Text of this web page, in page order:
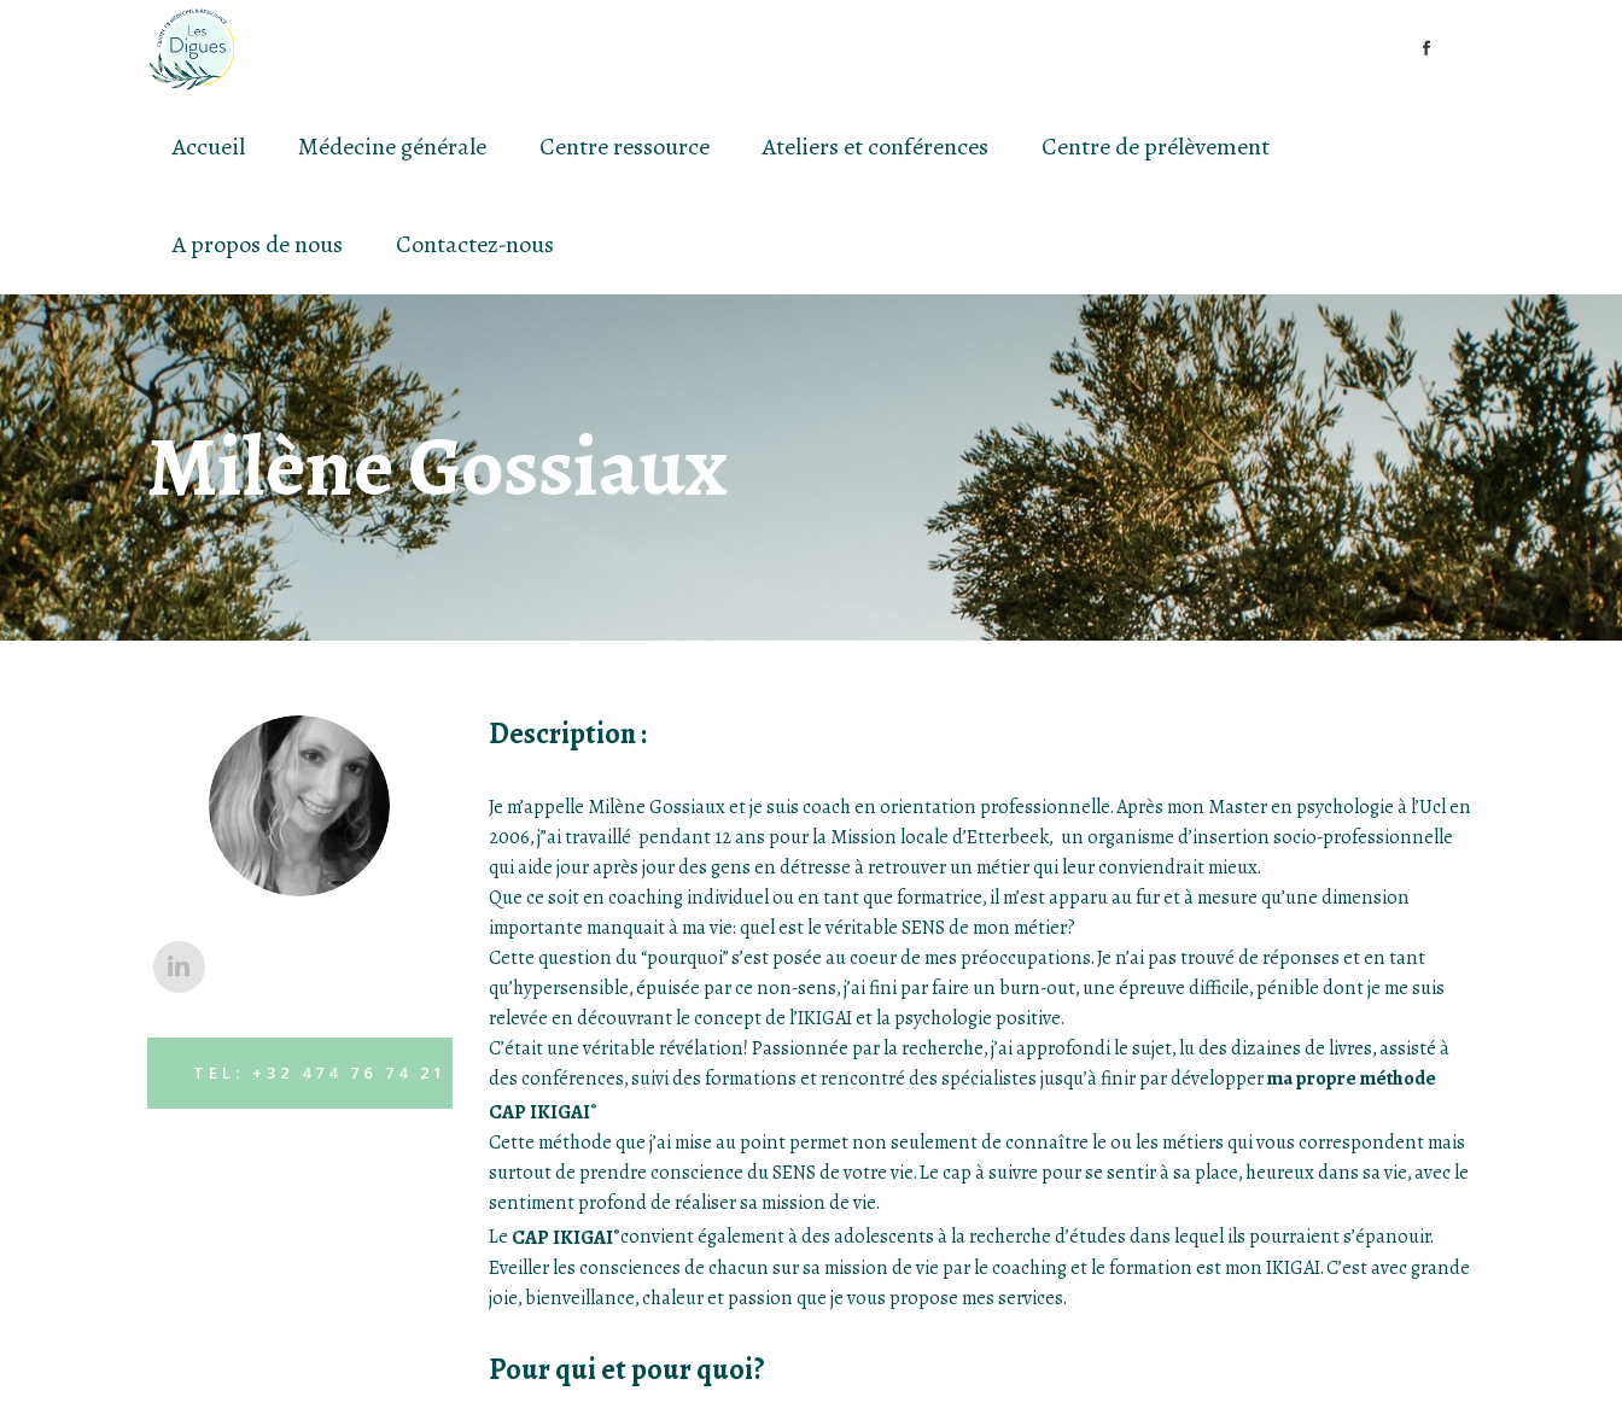
Accueil Médecine générale Centre ressource Ateliers et conférences Centre de prélèvement
A propos de nous Contactez-nous
Milène Gossiaux
TEL: +32 474 76 74 21
Description :
Je m’appelle Milène Gossiaux et je suis coach en orientation professionnelle. Après mon Master en psychologie à l’Ucl en
2006, j”ai travaillé pendant 12 ans pour la Mission locale d’Etterbeek, un organisme d’insertion socio-professionnelle
qui aide jour après jour des gens en détresse à retrouver un métier qui leur conviendrait mieux.
Que ce soit en coaching individuel ou en tant que formatrice, il m’est apparu au fur et à mesure qu’une dimension
importante manquait à ma vie: quel est le véritable SENS de mon métier?
​Cette question du “pourquoi” s’est posée au coeur de mes préoccupations. Je n’ai pas trouvé de réponses et en tant
qu’hypersensible, épuisée par ce non-sens, j’ai fini par faire un burn-out, une épreuve difficile, pénible dont je me suis
relevée en découvrant le concept de l’IKIGAI et la psychologie positive.
​C’était une véritable révélation! Passionnée par la recherche, j’ai approfondi le sujet, lu des dizaines de livres, assisté à
des conférences, suivi des formations et rencontré des spécialistes jusqu’à finir par développerma propre méthode
CAP IKIGAI®
​Cette méthode que j’ai mise au point permet non seulement de connaître le ou les métiers qui vous correspondent mais
surtout de prendre conscience du SENS de votre vie. Le cap à suivre pour se sentir à sa place, heureux dans sa vie, avec le
sentiment profond de réaliser sa mission de vie.
Le CAP IKIGAI®convient également à des adolescents à la recherche d’études dans lequel ils pourraient s’épanouir.
​Eveiller les consciences de chacun sur sa mission de vie par le coaching et le formation est mon IKIGAI. C’est avec grande
joie, bienveillance, chaleur et passion que je vous propose mes services.
Pour qui et pour quoi?